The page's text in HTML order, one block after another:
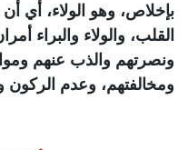
بإخلاص، وهو الولاء، أي
القلب، والولاء والبراء
ونصرتهم والذب عنهم
ومخالفتهم، وعدم الركون